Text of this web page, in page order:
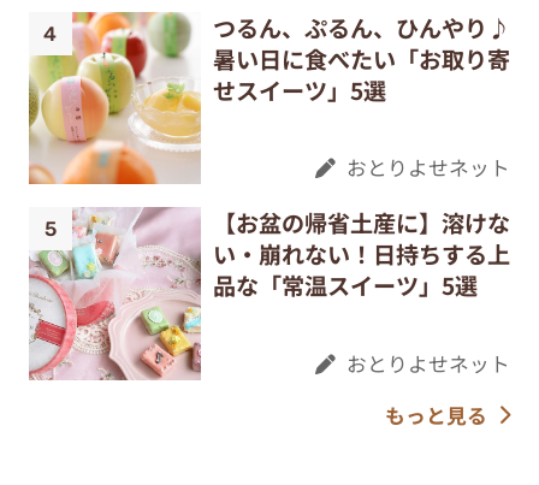
つるん、ぷるん、ひんやり♪
暑い日に食べたい「お取り寄
せスイーツ」5選
おとりよせネット
【お盆の帰省土産に】溶けな
い・崩れない！日持ちする上
品な「常温スイーツ」5選
おとりよせネット
もっと見る